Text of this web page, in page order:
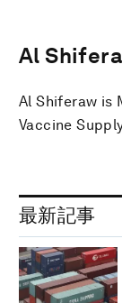
Al
Al Shiferaw is
Vaccine
最新記事